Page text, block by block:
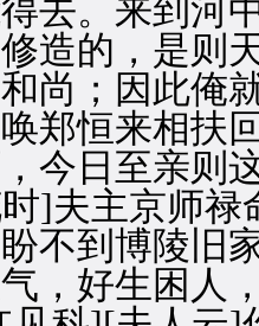
去。来到河
造的，是则
尚；因此俺
郑恒来相扶
今日至亲则
主京师禄
不到博陵旧
好生困人，